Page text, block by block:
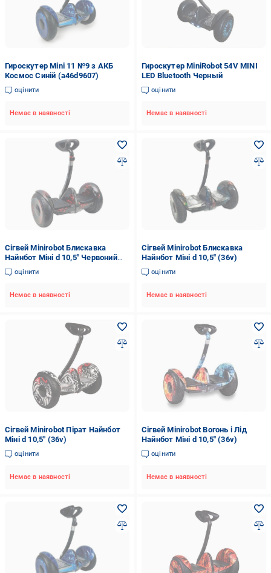
Гироскутер Mini 11 №9 з АКБ
Космос Синій (a46d9607)
оцінити
Немає в наявності
Гироскутер MiniRobot 54V MINI
LED Bluetooth Черный
оцінити
Немає в наявності
Сігвей Minirobot Блискавка
Найнбот Міні d 10,5" Червоний
(36v)
оцінити
Немає в наявності
Сігвей Minirobot Блискавка
Найнбот Міні d 10,5" (36v)
оцінити
Немає в наявності
Сігвей Minirobot Пірат Найнбот
Міні d 10,5" (36v)
оцінити
Немає в наявності
Сігвей Minirobot Вогонь і Лід
Найнбот Міні d 10,5" (36v)
оцінити
Немає в наявності